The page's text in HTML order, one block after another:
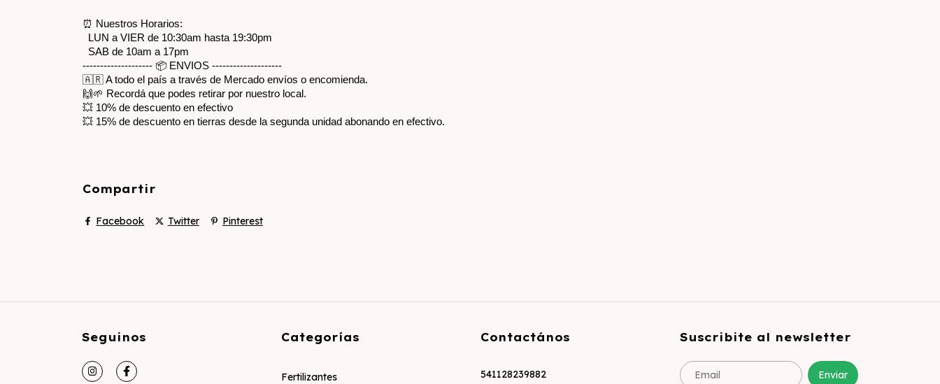
⏰ Nuestros Horarios:
LUN a VIER de 10:30am hasta 19:30pm
SAB de 10am a 17pm
-------------------- 📦 ENVIOS --------------------
🇦🇷 A todo el país a través de Mercado envíos o encomienda.
🙌🌱 Recordá que podes retirar por nuestro local.
💥 10% de descuento en efectivo
💥 15% de descuento en tierras desde la segunda unidad abonando en efectivo.
Compartir
Facebook Twitter Pinterest
Seguinos Categorías
Fertilizantes
Contactános
541128239882
Suscribite al newsletter